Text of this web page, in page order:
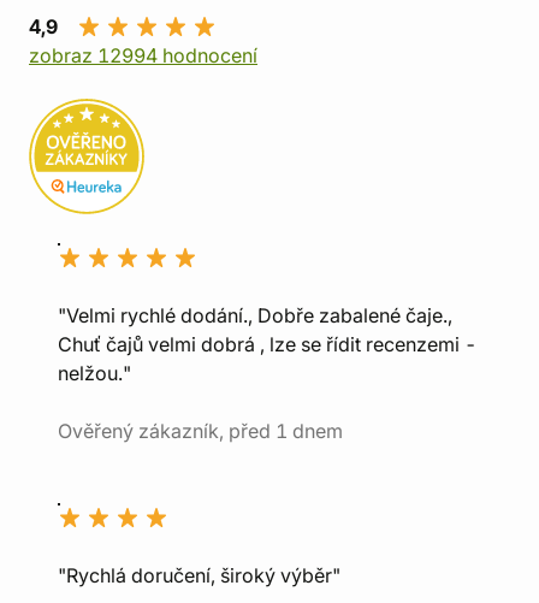
4,9
zobraz 12994 hodnocení
"Velmi rychlé dodání., Dobře zabalené čaje.,
Chuť čajů velmi dobrá , lze se řídit recenzemi -
nelžou."
Ověřený zákazník, před 1 dnem
"Rychlá doručení, široký výběr"